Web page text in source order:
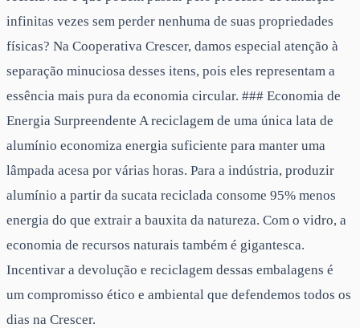
infinitas vezes sem perder nenhuma de suas propriedades
físicas? Na Cooperativa Crescer, damos especial atenção à
separação minuciosa desses itens, pois eles representam a
essência mais pura da economia circular. ### Economia de
Energia Surpreendente A reciclagem de uma única lata de
alumínio economiza energia suficiente para manter uma
lâmpada acesa por várias horas. Para a indústria, produzir
alumínio a partir da sucata reciclada consome 95% menos
energia do que extrair a bauxita da natureza. Com o vidro, a
economia de recursos naturais também é gigantesca.
Incentivar a devolução e reciclagem dessas embalagens é
um compromisso ético e ambiental que defendemos todos os
dias na Crescer.